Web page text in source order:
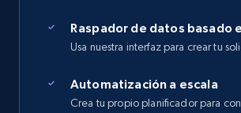
Raspador de datos basado
Usa nuestra interfaz para crear tu
Automatización a escala
Crea tu propio planificador para